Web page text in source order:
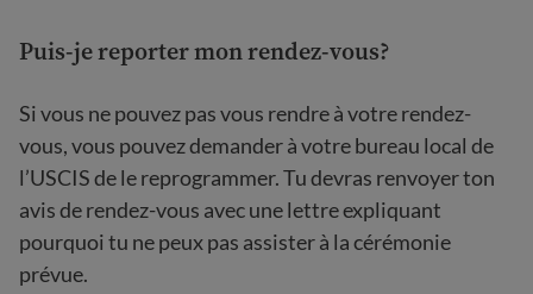
Puis-je reporter mon rendez-vous?
Si vous ne pouvez pas vous rendre à votre rendez-
vous, vous pouvez demander à votre bureau local de
l’USCIS de le reprogrammer. Tu devras renvoyer ton
avis de rendez-vous avec une lettre expliquant
pourquoi tu ne peux pas assister à la cérémonie
prévue.